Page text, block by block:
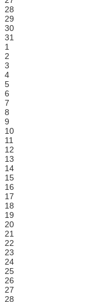
28
29
30
31
1
2
3
4
5
6
7
8
9
10
11
12
13
14
15
16
17
18
19
20
21
22
23
24
25
26
27
28